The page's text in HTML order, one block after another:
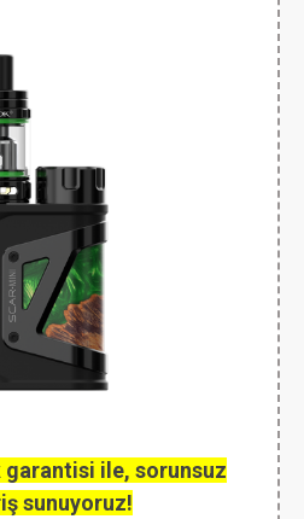
garantisi ile, sorunsuz
sunuyoruz!